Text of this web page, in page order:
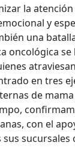
la
y
una
oncológica
en tres
de
con el
sucursales